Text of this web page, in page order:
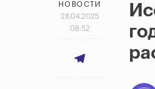
НОВОСТИ
28.04.2025
08:52